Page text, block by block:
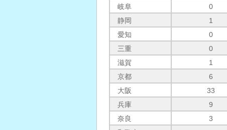
岐阜
0
静岡
1
愛知
0
三重
0
滋賀
1
京都
6
大阪
33
兵庫
9
奈良
3